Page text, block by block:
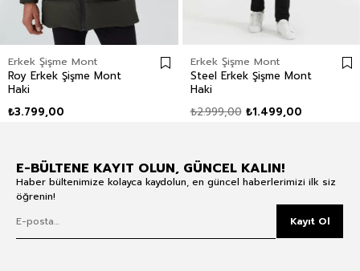
Erkek Şişme Mont
Roy Erkek Şişme Mont
Haki
₺3.799,00
Erkek Şişme Mont
Steel Erkek Şişme Mont
Haki
₺1.499,00
₺2.999,00
E-BÜLTENE KAYIT OLUN, GÜNCEL KALIN!
Haber bültenimize kolayca kaydolun, en güncel haberlerimizi ilk siz
öğrenin!
Kayıt Ol